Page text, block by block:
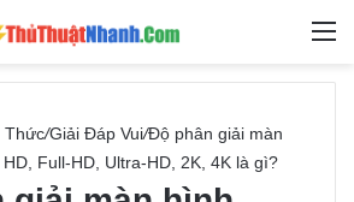
Tìm
Thức/Giải Đáp Vui/Độ phân giải màn
Full-HD, Ultra-HD, 2K, 4K là gì?